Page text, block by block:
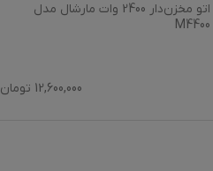
اتو مخزن‌دار 2400 وات مارشال مدل
M4400
12,600,000 تومان